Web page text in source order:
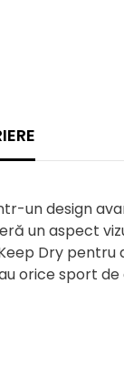
un design
un aspect
Dry
orice sport